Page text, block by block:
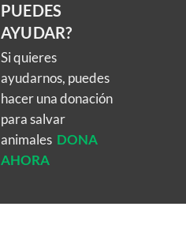
PUEDES
AYUDAR?
Si quieres
ayudarnos, puedes
hacer una donación
para salvar
animales DONA
AHORA